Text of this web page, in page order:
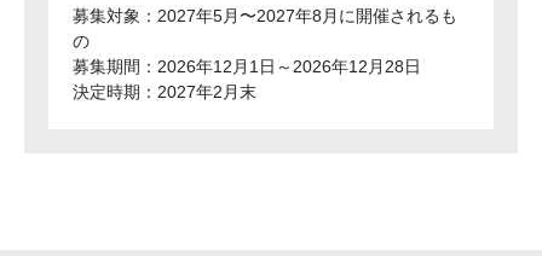
募集対象：2027年5月〜2027年8月に開催されるも
の
募集期間：2026年12月1日～2026年12月28日
決定時期：2027年2月末